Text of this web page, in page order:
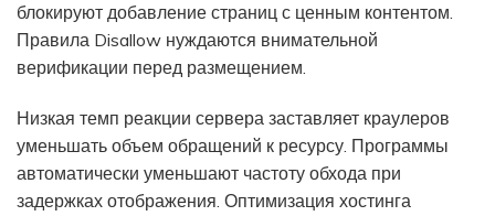
блокируют добавление страниц с ценным контентом.
Правила Disallow нуждаются внимательной
верификации перед размещением.
Низкая темп реакции сервера заставляет краулеров
уменьшать объем обращений к ресурсу. Программы
автоматически уменьшают частоту обхода при
задержках отображения. Оптимизация хостинга